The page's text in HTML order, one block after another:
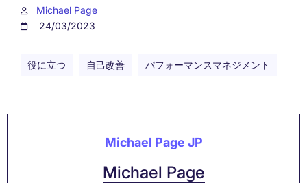
Michael Page
24/03/2023
役に立つ 自己改善 パフォーマンスマネジメント
Michael Page JP
Michael Page